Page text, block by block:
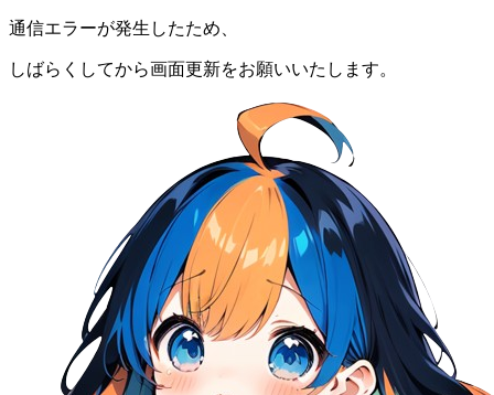
通信エラーが発生したため、
しばらくしてから画面更新をお願いいたします。